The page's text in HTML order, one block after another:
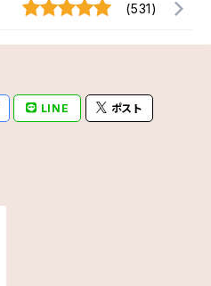
(531)
LINE ポスト